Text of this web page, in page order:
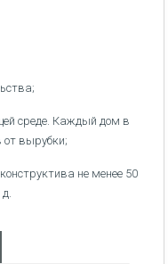
среде. Каждый дом в
от вырубки;
не менее 50